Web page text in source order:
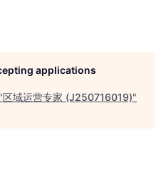
applications
区域运营专家 (J250716019)"